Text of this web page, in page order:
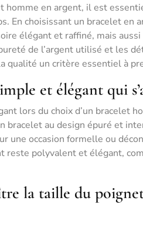
homme en argent, il est
En choisissant un bracelet en
élégant et raffiné, mais
de l’argent utilisé et les
qualité un critère essentiel à
et élégant qui
lors du choix d’un bracelet
bracelet au design épuré et
une occasion formelle ou
reste polyvalent et élégant,
la taille du